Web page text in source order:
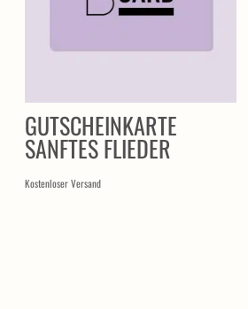
GUTSCHEINKARTE
SANFTES FLIEDER
Kostenloser Versand